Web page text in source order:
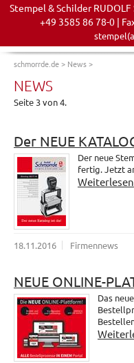
Stempel & Schilder RUDOLF
+49 3585 86 78-0 |
schmorrde.de> News>
NEWS
Seite 3 von 4.
Der NEUE
Der neue
fertig. Jetzt
Weiterlesen
18.11.2016 Firmennews
NEUE ONLINE-
Das